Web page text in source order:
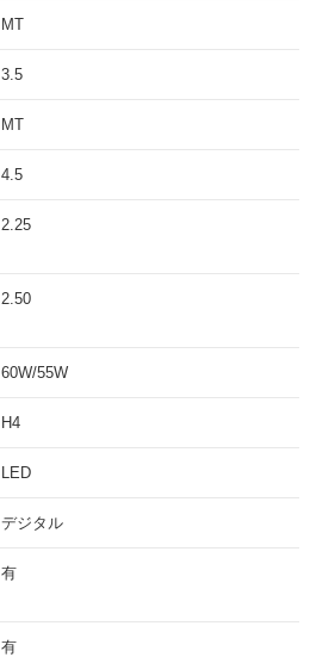
MT
3.5
MT
4.5
2.25
2.50
60W/55W
H4
LED
デジタル
有
有